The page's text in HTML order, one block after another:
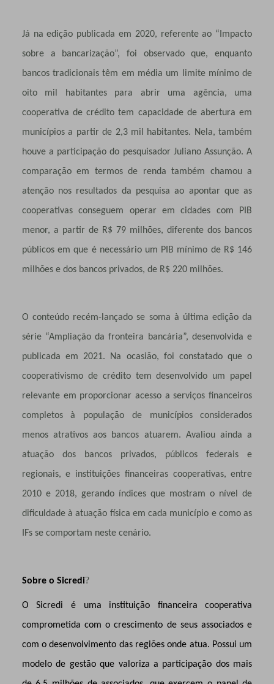
Já na edição publicada em 2020, referente ao “Impacto
sobre a bancarização”, foi observado que, enquanto
bancos tradicionais têm em média um limite mínimo de
oito mil habitantes para abrir uma agência, uma
cooperativa de crédito tem capacidade de abertura em
municípios a partir de 2,3 mil habitantes. Nela, também
houve a participação do pesquisador Juliano Assunção. A
comparação em termos de renda também chamou a
atenção nos resultados da pesquisa ao apontar que as
cooperativas conseguem operar em cidades com PIB
menor, a partir de R$ 79 milhões, diferente dos bancos
públicos em que é necessário um PIB mínimo de R$ 146
milhões e dos bancos privados, de R$ 220 milhões.
O conteúdo recém-lançado se soma à última edição da
série “Ampliação da fronteira bancária”, desenvolvida e
publicada em 2021. Na ocasião, foi constatado que o
cooperativismo de crédito tem desenvolvido um papel
relevante em proporcionar acesso a serviços financeiros
completos à população de municípios considerados
menos atrativos aos bancos atuarem. Avaliou ainda a
atuação dos bancos privados, públicos federais e
regionais, e instituições financeiras cooperativas, entre
2010 e 2018, gerando índices que mostram o nível de
dificuldade à atuação física em cada município e como as
IFs se comportam neste cenário.
Sobre o Sicredi?
O Sicredi é uma instituição financeira cooperativa
comprometida com o crescimento de seus associados e
com o desenvolvimento das regiões onde atua. Possui um
modelo de gestão que valoriza a participação dos mais